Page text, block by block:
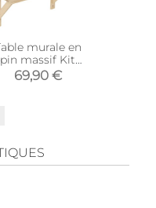
murale en
pin massif Kit
Line
69,90 €